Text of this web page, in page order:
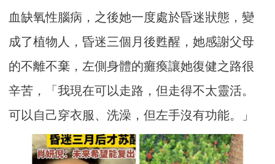
血缺氧性腦病，之後她一度處於昏迷狀態，變
成了植物人，昏迷三個月後甦醒，她感謝父母
的不離不棄，左側身體的癱瘓讓她復健之路很
辛苦，「我現在可以走路，但走得不太靈活。
可以自己穿衣服、洗澡，但左手沒有功能。」